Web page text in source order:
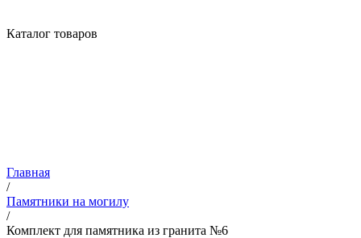
Каталог товаров
Главная
/
Памятники на могилу
/
Комплект для памятника из гранита №6